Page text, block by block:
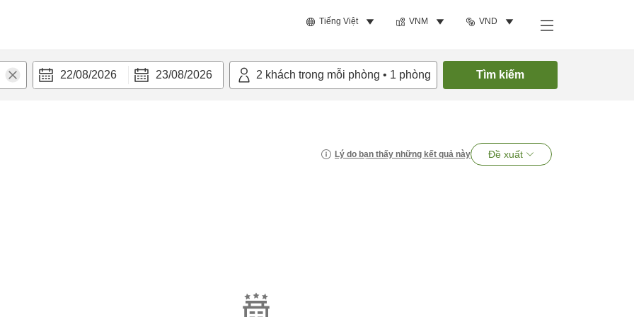
Tiếng Việt VNM VND
22/08/2026 23/08/2026 2 khách trong mỗi phòng • 1 phòng Tìm kiếm
Lý do bạn thấy những kết quả này Đề xuất